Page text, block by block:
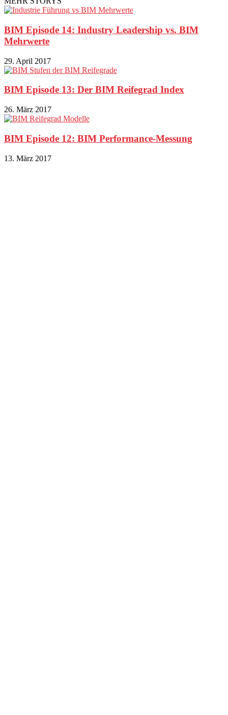
BIM Episode 14: Industry Leadership vs. BIM
Mehrwerte
29. April 2017
BIM Episode 13: Der BIM Reifegrad Index
26. März 2017
BIM Episode 12: BIM Performance-Messung
13. März 2017